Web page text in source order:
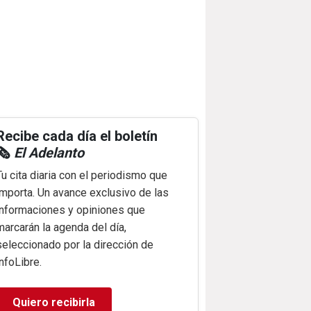
cada día el boletín
El Adelanto
cita diaria con el periodismo que
Un avance exclusivo de las
y opiniones que
la agenda del día,
por la dirección de
Quiero recibirla